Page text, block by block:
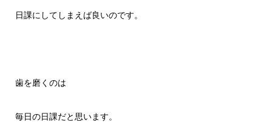
日課にしてしまえば良いのです。
歯を磨くのは
毎日の日課だと思います。